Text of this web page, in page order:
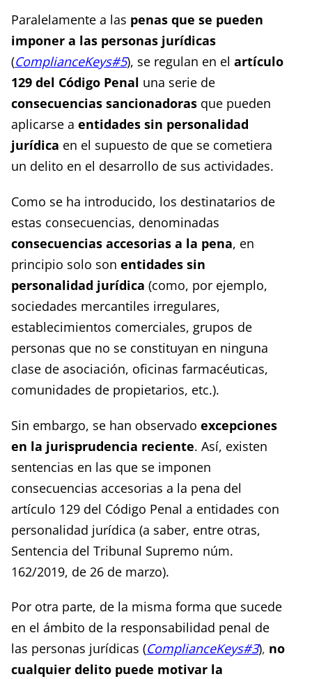
Paralelamente a las penas que se pueden
imponer a las personas jurídicas
(ComplianceKeys#5), se regulan en el artículo
129 del Código Penal una serie de
consecuencias sancionadoras que pueden
aplicarse a entidades sin personalidad
jurídica en el supuesto de que se cometiera
un delito en el desarrollo de sus actividades.
Como se ha introducido, los destinatarios de
estas consecuencias, denominadas
consecuencias accesorias a la pena, en
principio solo son entidades sin
personalidad jurídica (como, por ejemplo,
sociedades mercantiles irregulares,
establecimientos comerciales, grupos de
personas que no se constituyan en ninguna
clase de asociación, oficinas farmacéuticas,
comunidades de propietarios, etc.).
Sin embargo, se han observado excepciones
en la jurisprudencia reciente. Así, existen
sentencias en las que se imponen
consecuencias accesorias a la pena del
artículo 129 del Código Penal a entidades con
personalidad jurídica (a saber, entre otras,
Sentencia del Tribunal Supremo núm.
162/2019, de 26 de marzo).
Por otra parte, de la misma forma que sucede
en el ámbito de la responsabilidad penal de
las personas jurídicas (ComplianceKeys#3), no
cualquier delito puede motivar la